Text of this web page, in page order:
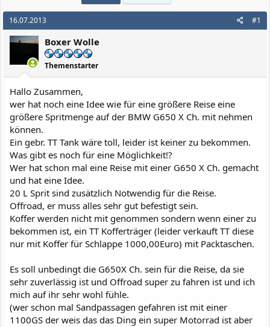
16.07.2013 #1
Boxer Wolle
Themenstarter
Hallo Zusammen,
wer hat noch eine Idee wie für eine größere Reise eine
größere Spritmenge auf der BMW G650 X Ch. mit nehmen
können.
Ein gebr. TT Tank wäre toll, leider ist keiner zu bekommen.
Was gibt es noch für eine Möglichkeit!?
Wer hat schon mal eine Reise mit einer G650 X Ch. gemacht
und hat eine Idee.
20 L Sprit sind zusätzlich Notwendig für die Reise.
Offroad, er muss alles sehr gut befestigt sein.
Koffer werden nicht mit genommen sondern wenn einer zu
bekommen ist, ein TT Kofferträger (leider verkauft TT diese
nur mit Koffer für Schlappe 1000,00Euro) mit Packtaschen.
Es soll unbedingt die G650X Ch. sein für die Reise, da sie
sehr zuverlässig ist und Offroad super zu fahren ist und ich
mich auf ihr sehr wohl fühle.
(wer schon mal Sandpassagen gefahren ist mit einer
1100GS der weis das das Ding ein super Motorrad ist aber